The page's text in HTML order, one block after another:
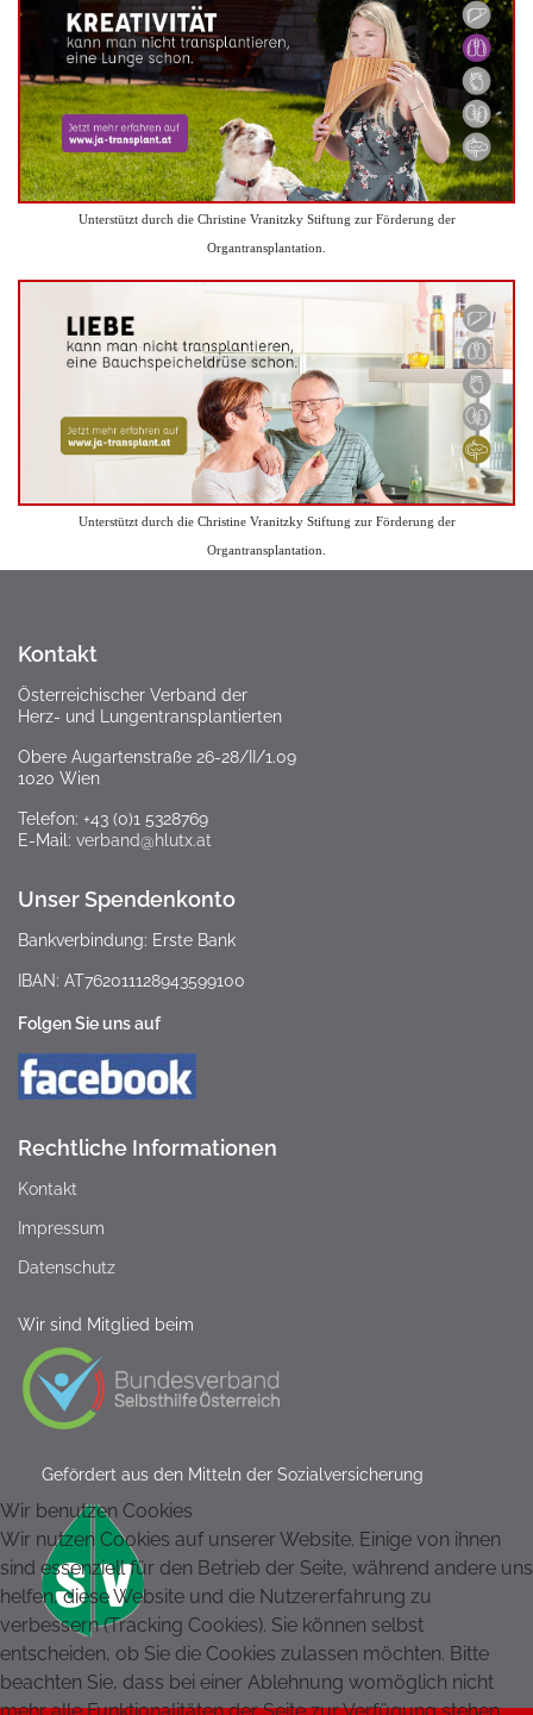
Unterstützt durch die Christine Vranitzky Stiftung zur Förderung der
Organtransplantation.
Unterstützt durch die Christine Vranitzky Stiftung zur Förderung der
Organtransplantation.
Kontakt
Österreichischer Verband der
Herz- und Lungentransplantierten
Obere Augartenstraße 26-28/II/1.09
1020 Wien
Telefon: +43 (0)1 5328769
E-Mail: verband@hlutx.at
Unser Spendenkonto
Bankverbindung: Erste Bank
IBAN: AT762011128943599100
Folgen Sie uns auf
Rechtliche Informationen
Kontakt
Impressum
Datenschutz
Wir sind Mitglied beim
Gefördert aus den Mitteln der Sozialversicherung
Wir benutzen Cookies
Wir nutzen Cookies auf unserer Website. Einige von ihnen
sind essenziell für den Betrieb der Seite, während andere uns
helfen, diese Website und die Nutzererfahrung zu
verbessern (Tracking Cookies). Sie können selbst
entscheiden, ob Sie die Cookies zulassen möchten. Bitte
beachten Sie, dass bei einer Ablehnung womöglich nicht